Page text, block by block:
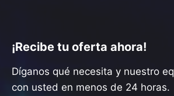
¡Recibe tu oferta ahora!
Díganos qué necesita y nuestro
con usted en menos de 24 horas.